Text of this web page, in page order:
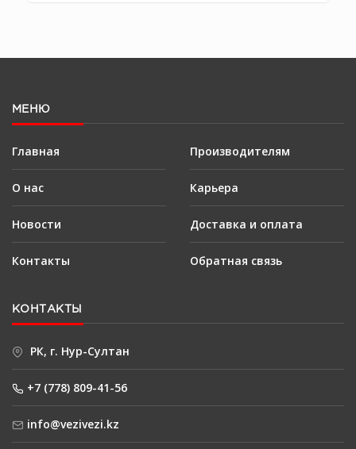
МЕНЮ
Главная
О нас
Новости
Контакты
Производителям
Карьера
Доставка и оплата
Обратная связь
КОНТАКТЫ
РК, г. Нур-Султан
+7 (778) 809-41-56
info@vezivezi.kz